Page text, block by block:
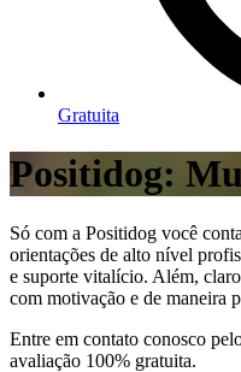
Gratuita
Positidog:
Só com a Positidog você
orientações de alto nível
e suporte vitalício. Além,
com motivação e de maneira
Entre em contato conosco
avaliação 100% gratuita.